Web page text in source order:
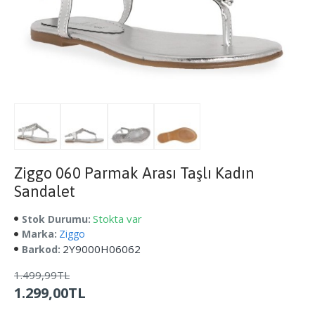
Ziggo 060 Parmak Arası Taşlı Kadın
Sandalet
Stok Durumu: Stokta var
Marka: Ziggo
Barkod: 2Y9000H06062
1.299,00TL
1.499,99TL